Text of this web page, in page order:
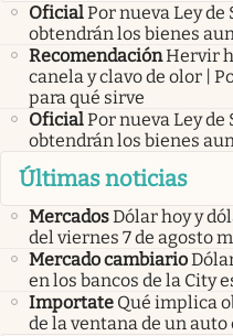
OficialPor nueva Ley
obtendrán los bienes
RecomendaciónHervir
canela y clavo de olor |
para qué sirve
OficialPor nueva Ley
obtendrán los bienes
Últimas noticias
MercadosDólar hoy y
del viernes 7 de agosto
Mercado cambiario
en los bancos de la City
Importate Qué implica
de la ventana de un